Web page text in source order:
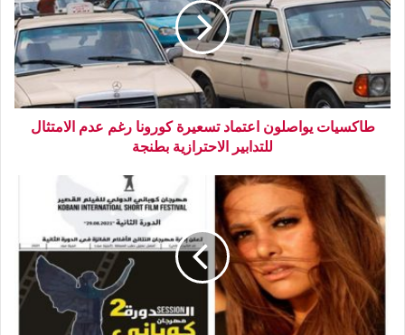
طاكسيات يواصلون اعتماد تسعيرة كورونا رغم عدم الامتثال
للتدابير الاحترازية بطنجة